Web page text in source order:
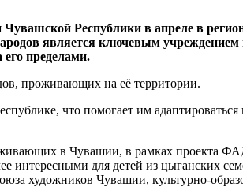
Республики в апреле в
является ключевым учреждением
пределами.
проживающих на её территории.
что помогает им адаптироваться
в Чувашии, в рамках проекта
интересными для детей из цыганских
художников Чувашии, культурно-